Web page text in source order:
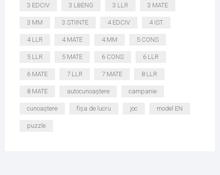
3 EDCIV 3 LBENG 3 LLR 3 MATE
3 MM 3 STIINTE 4 EDCIV 4 IST
4 LLR 4 MATE 4 MM 5 CONS
5 LLR 5 MATE 6 CONS 6 LLR
6 MATE 7 LLR 7 MATE 8 LLR
8 MATE autocunoaștere campanie
cunoaștere fișa de lucru joc model EN
puzzle